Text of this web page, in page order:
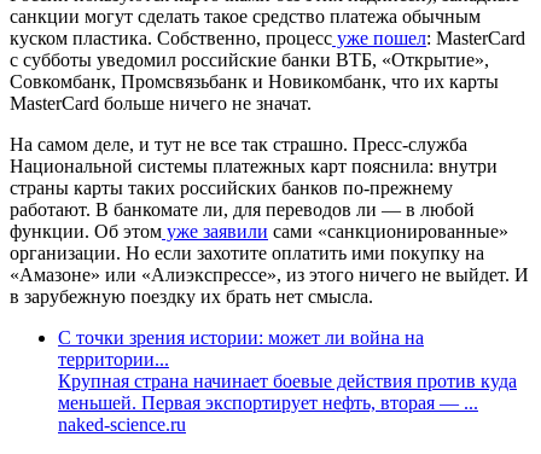
санкции могут сделать такое средство платежа обычным
куском пластика. Собственно, процесс уже пошел: MasterCard
с субботы уведомил российские банки ВТБ, «Открытие»,
Совкомбанк, Промсвязьбанк и Новикомбанк, что их карты
MasterCard больше ничего не значат.
На самом деле, и тут не все так страшно. Пресс-служба
Национальной системы платежных карт пояснила: внутри
страны карты таких российских банков по-прежнему
работают. В банкомате ли, для переводов ли — в любой
функции. Об этом уже заявили сами «санкционированные»
организации. Но если захотите оплатить ими покупку на
«Амазоне» или «Алиэкспрессе», из этого ничего не выйдет. И
в зарубежную поездку их брать нет смысла.
С точки зрения истории: может ли война на
территории...
Крупная страна начинает боевые действия против куда
меньшей. Первая экспортирует нефть, вторая — ...
naked-science.ru